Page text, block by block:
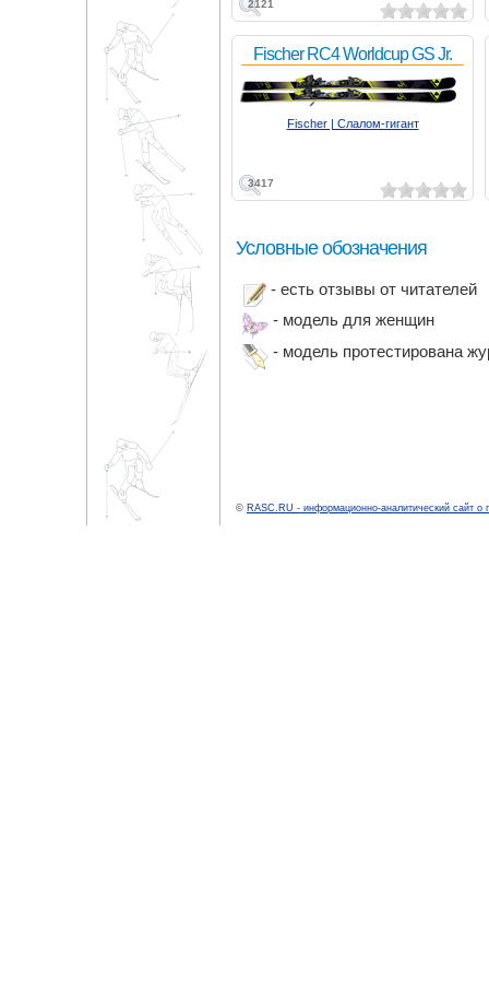
2121
3417
Fischer RC4 Worldcup GS Jr.
Fischer | Слалом-гигант
Условные обозначения
- есть отзывы от читателей
- модель для женщин
- модель протестирована
© RASC.RU - информационно-аналитический сайт о